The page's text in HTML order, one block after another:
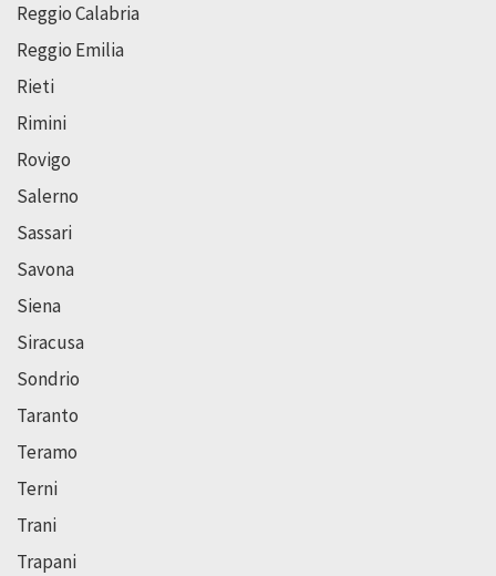
Reggio Calabria
Reggio Emilia
Rieti
Rimini
Rovigo
Salerno
Sassari
Savona
Siena
Siracusa
Sondrio
Taranto
Teramo
Terni
Trani
Trapani